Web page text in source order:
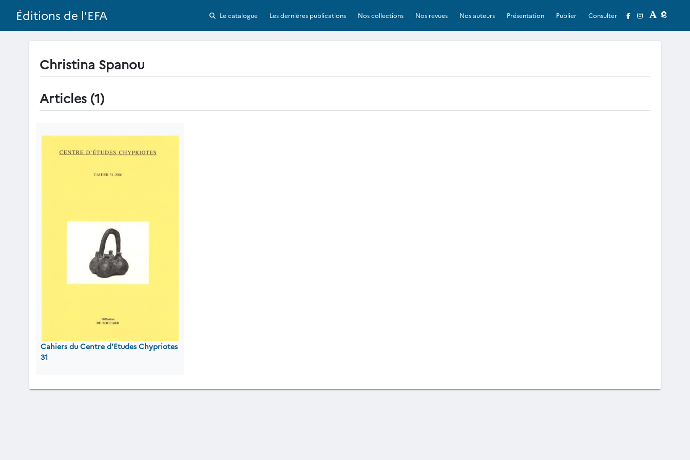
Éditions de l'EFA Le catalogue Les dernières publications Nos collections Nos revues Nos auteurs Présentation Publier Consulter
Christina Spanou
Articles (1)
Cahiers du Centre d'Etudes Chypriotes
31